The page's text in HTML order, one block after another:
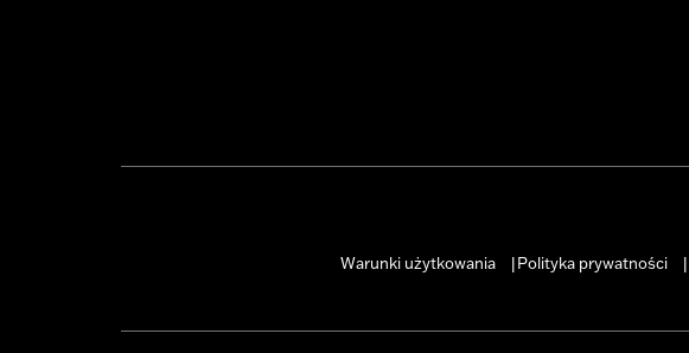
Warunki użytkowania
Polityka prywatności